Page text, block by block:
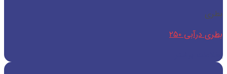
بطری
بطری درآبی ۲۵۰
اطلاعات بیشتر